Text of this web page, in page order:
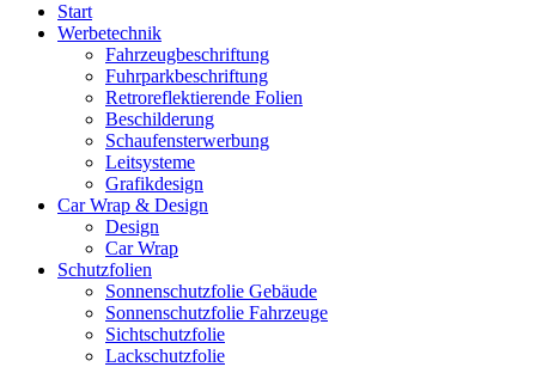
Start
Werbetechnik
Fahrzeugbeschriftung
Fuhrparkbeschriftung
Retroreflektierende Folien
Beschilderung
Schaufensterwerbung
Leitsysteme
Grafikdesign
Car Wrap & Design
Design
Car Wrap
Schutzfolien
Sonnenschutzfolie Gebäude
Sonnenschutzfolie Fahrzeuge
Sichtschutzfolie
Lackschutzfolie